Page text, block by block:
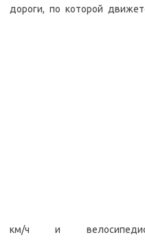
дороги, по которой
км/ч и